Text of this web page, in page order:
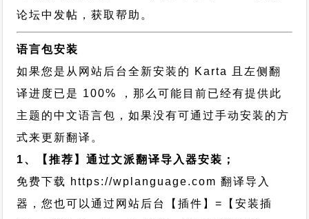
论坛中发帖，获取帮助。
语言包安装
如果您是从网站后台全新安装的 Karta 且左侧翻
译进度已是 100% ，那么可能目前已经有提供此
主题的中文语言包，如果没有可通过手动安装的方
式来更新翻译。
1、【推荐】通过文派翻译导入器安装；
免费下载 https://wplanguage.com 翻译导入
器，您也可以通过网站后台【插件】=【安装插